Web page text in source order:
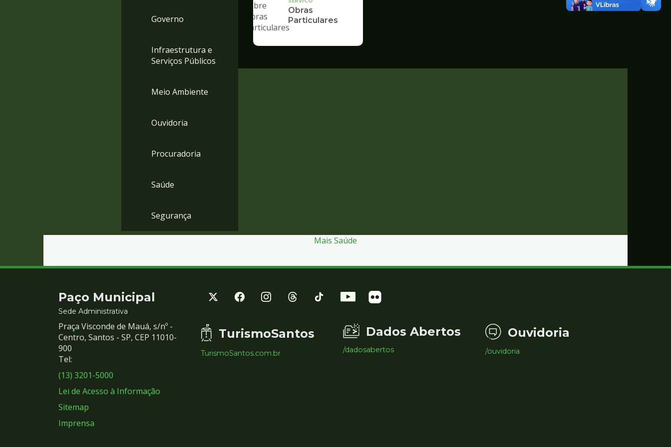
Governo
Infraestrutura e
Serviços Públicos
Meio Ambiente
Ouvidoria
Procuradoria
Saúde
Segurança
Obras
Particulares
Mais Saúde
Contato
e
Redes
Sociais
Paço Municipal
Sede Administrativa
Praça Visconde de Mauá, s/nº -
Centro, Santos - SP, CEP 11010-
900
Tel:
(13) 3201-5000
Lei de Acesso à Informação
Sitemap
Imprensa
TurismoSantos
TurismoSantos.com.br
Dados Abertos
/dadosabertos
Ouvidoria
/ouvidoria